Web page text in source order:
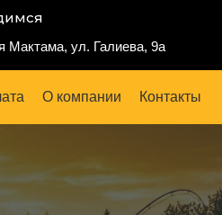
Мактама, ул. Галиева, 9а
О компании Контакты